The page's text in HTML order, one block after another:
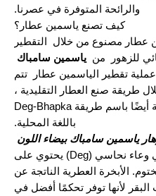
والرائحة المتوفرة في عصرنا.
كيف تصنع ياسمين عطار؟
عطار مصنوع من خلال التقطير
للزهور من ياسمين سامباك
عملية تقطير الياسمين عطار تتم
طريقة صنع العطار التقليدية ،
والمعروفة أيضًا باسم طريقة Deg-Bhapka
باللغة المحلية.
ياسمين سامباك بيضاء اللون
توضع في وعاء نحاسي (Deg) يحتوي على
الأبخرة العطرية الناتجة عن
لأنها توفر تحكمًا أفضل في